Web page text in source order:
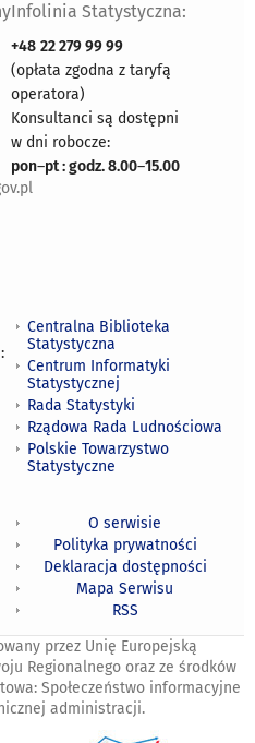
Infolinia Statystyczna:
+48 22 279 99 99
(opłata zgodna z taryfą
operatora)
Konsultanci są dostępni
w dni robocze:
pon–pt : godz. 8.00–15.00
Centralna Biblioteka
Statystyczna
Centrum Informatyki
Statystycznej
Rada Statystyki
Rządowa Rada Ludnościowa
Polskie Towarzystwo
Statystyczne
O serwisie
Polityka prywatności
Deklaracja dostępności
Mapa Serwisu
RSS
przez Unię Europejską
Regionalnego oraz ze środków
Społeczeństwo informacyjne
administracji.